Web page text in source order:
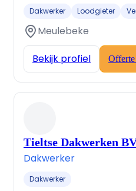
Dakwerker Loodgieter
Meulebeke
Bekijk profiel Offerte
Tieltse Dakwerken
Dakwerker
Dakwerker